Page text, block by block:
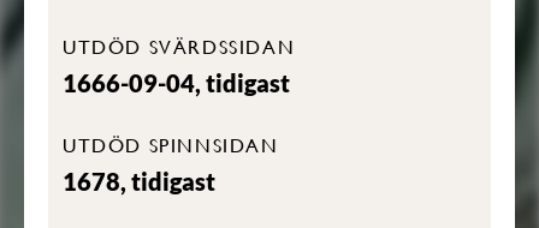
UTDÖD SVÄRDSSIDAN
1666-09-04, tidigast
UTDÖD SPINNSIDAN
1678, tidigast